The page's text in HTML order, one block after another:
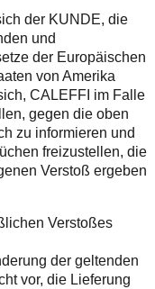
der KUNDE, die
und
der Europäischen
von Amerika
CALEFFI im Falle
gegen die oben
zu informieren und
freizustellen, die
Verstoß ergeben
Verstoßes
der geltenden
vor, die Lieferung